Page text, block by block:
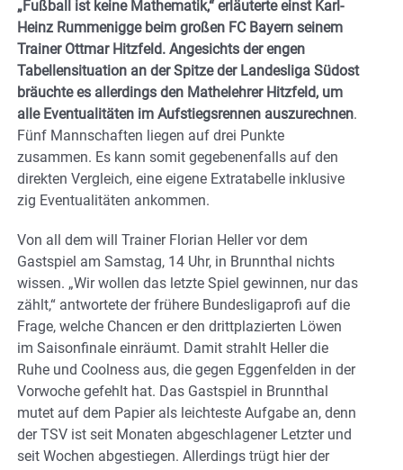
„Fußball ist keine Mathematik,“ erläuterte einst Karl-
Heinz Rummenigge beim großen FC Bayern seinem
Trainer Ottmar Hitzfeld. Angesichts der engen
Tabellensituation an der Spitze der Landesliga Südost
bräuchte es allerdings den Mathelehrer Hitzfeld, um
alle Eventualitäten im Aufstiegsrennen auszurechnen.
Fünf Mannschaften liegen auf drei Punkte
zusammen. Es kann somit gegebenenfalls auf den
direkten Vergleich, eine eigene Extratabelle inklusive
zig Eventualitäten ankommen.
Von all dem will Trainer Florian Heller vor dem
Gastspiel am Samstag, 14 Uhr, in Brunnthal nichts
wissen. „Wir wollen das letzte Spiel gewinnen, nur das
zählt,“ antwortete der frühere Bundesligaprofi auf die
Frage, welche Chancen er den drittplazierten Löwen
im Saisonfinale einräumt. Damit strahlt Heller die
Ruhe und Coolness aus, die gegen Eggenfelden in der
Vorwoche gefehlt hat. Das Gastspiel in Brunnthal
mutet auf dem Papier als leichteste Aufgabe an, denn
der TSV ist seit Monaten abgeschlagener Letzter und
seit Wochen abgestiegen. Allerdings trügt hier der